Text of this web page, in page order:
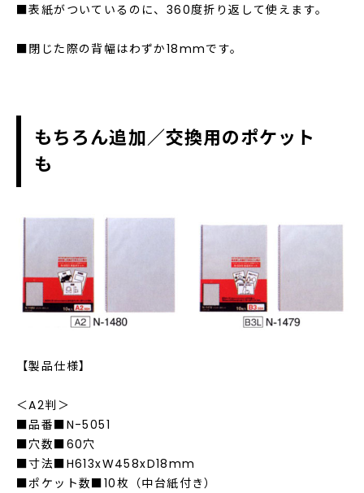
■表紙がついているのに、360度折り返して使えます。
■閉じた際の背幅はわずか18mmです。
もちろん追加／交換用のポケット
も
【製品仕様】
＜A2判＞
■品番■N-5051
■穴数■60穴
■寸法■H613xW458xD18mm
■ポケット数■10枚（中台紙付き）